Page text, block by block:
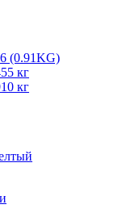
(0.91KG)
кг
кг